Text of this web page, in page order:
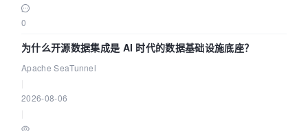
0
为什么开源数据集成是 AI 时代的数据基础设施底座？
Apache SeaTunnel
2026-08-06